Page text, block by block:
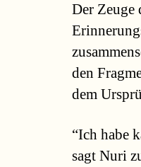
Der Zeuge
den
dem
“Ich habe
sagt Nuri